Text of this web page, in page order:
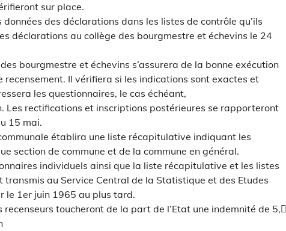
sur place.
des déclarations dans les listes de contrôle qu’ils
déclarations au collège des bourgmestre et échevins le 24
bourgmestre et échevins s’assurera de la bonne exécution
recensement. Il vérifiera si les indications sont exactes et
les questionnaires, le cas échéant,
Les rectifications et inscriptions postérieures se rapporteront
15 mai.
établira une liste récapitulative indiquant les
section de commune et de la commune en général.
individuels ainsi que la liste récapitulative et les listes
transmis au Service Central de la Statistique et des Etudes
le 1er juin 1965 au plus tard.
toucheront de la part de l’Etat une indemnité de 5,